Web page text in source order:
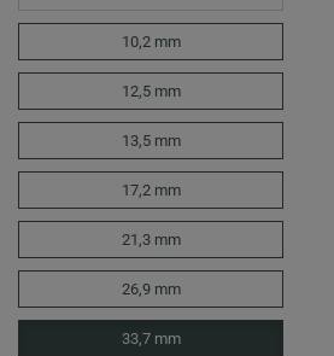
10,2 mm
12,5 mm
13,5 mm
17,2 mm
21,3 mm
26,9 mm
33,7 mm